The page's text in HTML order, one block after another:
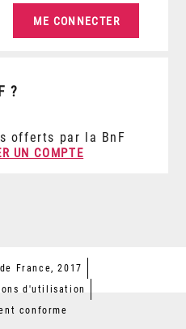
?
offerts par la BnF
UN COMPTE
France, 2017
d'utilisation
conforme